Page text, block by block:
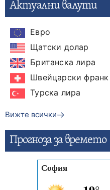
Актуални валути
Евро
Щатски долар
Британска лира
Швейцарски франк
Турска лира
Вижте всички
Прогнозa за времето